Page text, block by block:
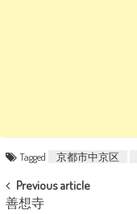
Tagged 京都市中京区
POST NAVIGATION
Previous article
善想寺